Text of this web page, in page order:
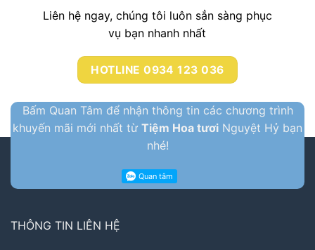
Liên hệ ngay, chúng tôi luôn sẳn sàng phục
vụ bạn nhanh nhất
HOTLINE 0934 123 036
Bấm Quan Tâm để nhận thông tin các chương trình
khuyến mãi mới nhất từ Tiệm Hoa tươi Nguyệt Hỷ bạn
nhé!
THÔNG TIN LIÊN HỆ